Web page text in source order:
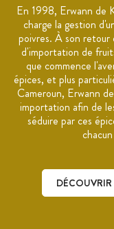
Cueillette, récolte
Arômes : Boisé,
Utilisation :
champignon sauté,
Conservation : à
Marque : Terre
En 1998, Erwann de
charge la gestion
poivres. À son retour
d'importation de
que commence
épices, et plus
Cameroun, Erwann
importation afin de
séduire par ces